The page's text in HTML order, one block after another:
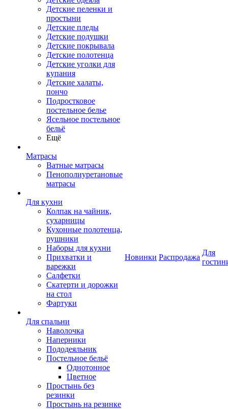
Детские пеленки и
простыни
Детские пледы
Детские подушки
Детские покрывала
Детские полотенца
Детские уголки для
купания
Детские халаты,
пончо
Подростковое
постельное белье
Ясельное постельное
бельё
Ещё
Матрасы
Ватные матрасы
Пенополиуретановые
матрасы
Для кухни
Колпак на чайник,
сухарницы
Кухонные полотенца,
рушники
Наборы для кухни
Прихватки и
варежки
Салфетки
Скатерти и дорожки
на стол
Фартуки
Для спальни
Наволочка
Наперники
Пододеяльник
Постельное бельё
Однотонное
Цветное
Простынь без
резинки
Простынь на резинке
Новинки Распродажа
Для